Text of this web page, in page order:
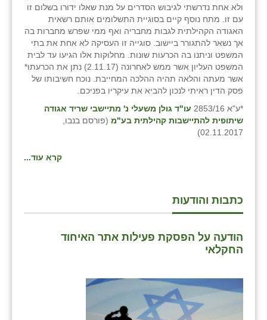
ולא אחת נדרשתי לגיבוש הסדרים על מנת שאלו ידורו בשלום זו
עם זו. מתח נוסף קיים בסוגיית התשלומים אותם רשאית
האגודה הקהילתית לגבות מחבריה ואף ממי שפרש מחברות בה
אך נשאר להתגורר ביישוב. סוגייה זו העסיקה לא אחת את בתי
המשפט וניתנו בה הכרעות שונות. מחלוקות אלו הגיעו עד לבית
המשפט העליון אשר ממש לאחרונה (2.11.17) נתן את הכרעתו*
אשר מעתה והלאה תהיה ההלכה המחייבת. נוכח חשיבותו של
פסק הדין ראיתי לנכון להביא את עיקריו בפניכם.
*ע"א 2853/16
עו"ד גולן משעלי נ' מתיישבי שריד אגודה
שיתופית להתיישבות קהילתית בע"מ (פורסם בנבו,
02.11.2017)
קרא עוד...
כתבות והודעות
הודעה על הפסקת פעילות אתר האיחוד
החקלאי